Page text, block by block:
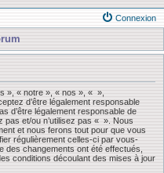
Connexion
», « notre », « nos », « »,
d’être légalement responsable
d’être légalement responsable de
pas et/ou n’utilisez pas « ». Nous
et nous ferons tout pour que vous
régulièrement celles-ci par vous-
des changements ont été effectués,
conditions découlant des mises à jour